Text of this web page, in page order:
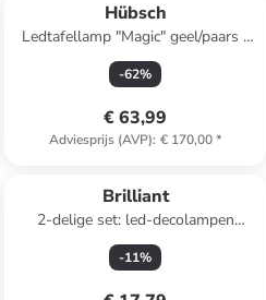
Hübsch
Ledtafellamp "Magic" geel/paars -
(H)25 x Ø 20 cm
-62%
€ 63,99
Adviesprijs (AVP): € 170,00*
Brilliant
2-delige set: led-decolampen
"Illusion" grijs - (H)15,5 x Ø 8 cm
-11%